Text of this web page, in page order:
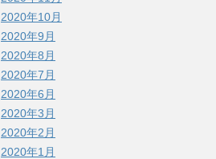
2020年10月
2020年9月
2020年8月
2020年7月
2020年6月
2020年3月
2020年2月
2020年1月